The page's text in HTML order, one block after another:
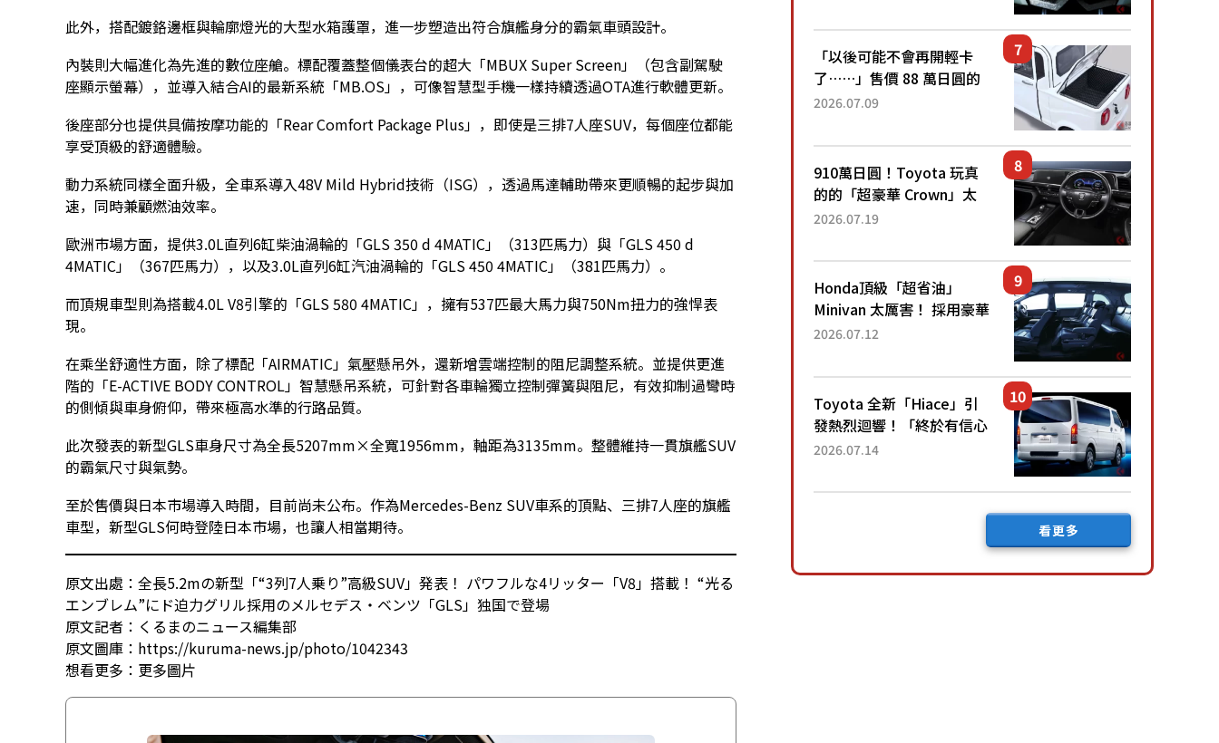
此外，搭配鍍鉻邊框與輪廓燈光的大型水箱護罩，進一步塑造出符合旗艦身分的霸氣車頭設計。
內裝則大幅進化為先進的數位座艙。標配覆蓋整個儀表台的超大「MBUX Super Screen」（包含副駕駛
座顯示螢幕），並導入結合AI的最新系統「MB.OS」，可像智慧型手機一樣持續透過OTA進行軟體更新。
後座部分也提供具備按摩功能的「Rear Comfort Package Plus」，即使是三排7人座SUV，每個座位都能
享受頂級的舒適體驗。
動力系統同樣全面升級，全車系導入48V Mild Hybrid技術（ISG），透過馬達輔助帶來更順暢的起步與加
速，同時兼顧燃油效率。
歐洲市場方面，提供3.0L直列6缸柴油渦輪的「GLS 350 d 4MATIC」（313匹馬力）與「GLS 450 d
4MATIC」（367匹馬力），以及3.0L直列6缸汽油渦輪的「GLS 450 4MATIC」（381匹馬力）。
而頂規車型則為搭載4.0L V8引擎的「GLS 580 4MATIC」，擁有537匹最大馬力與750Nm扭力的強悍表
現。
在乘坐舒適性方面，除了標配「AIRMATIC」氣壓懸吊外，還新增雲端控制的阻尼調整系統。並提供更進
階的「E-ACTIVE BODY CONTROL」智慧懸吊系統，可針對各車輪獨立控制彈簧與阻尼，有效抑制過彎時
的側傾與車身俯仰，帶來極高水準的行路品質。
此次發表的新型GLS車身尺寸為全長5207mm×全寬1956mm，軸距為3135mm。整體維持一貫旗艦SUV
的霸氣尺寸與氣勢。
至於售價與日本市場導入時間，目前尚未公布。作為Mercedes-Benz SUV車系的頂點、三排7人座的旗艦
車型，新型GLS何時登陸日本市場，也讓人相當期待。
原文出處：全長5.2mの新型「“3列7人乗り”高級SUV」発表！ パワフルな4リッター「V8」搭載！ “光る
エンブレム”にド迫力グリル採用のメルセデス・ベンツ「GLS」独国で登場
原文記者：くるまのニュース編集部
原文圖庫：https://kuruma-news.jp/photo/1042343
想看更多： 更多圖片
高階「Super Sport」車款
相同的...
「以後可能不會再開輕卡
了……」售價 88 萬日圓的
「超迷你輕型貨車」引發兩
100 公里！」「免驗車真的
太棒了！...
2026.07.09
910萬日圓！Toyota 玩真
的的「超豪華 Crown」太
厲害了！採用由「匠人技
運動化「底盤設定」！還配
備專屬豪華...
2026.07.19
Honda頂級「超省油」
Minivan 太厲害！ 採用豪華
「真皮座椅」與專屬「黑色
公里，兼具優異節能表現與
舒適「三...
2026.07.12
Toyota 全新「Hiace」引
發熱烈迴響！「終於有信心
下訂了！」「哪個等級交車
後竟然還要等「超過半年」
2026.07.14
看更多